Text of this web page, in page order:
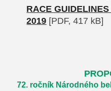
RACE
2019 [PDF, 417 kB]
72. ročník Národného